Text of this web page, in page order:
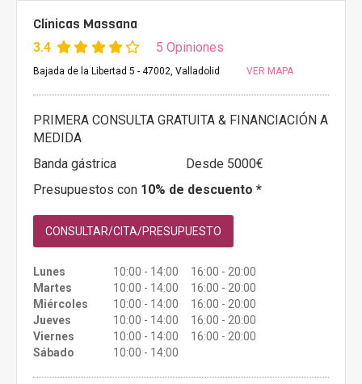
Clínicas Massana
3.4 5 Opiniones
Bajada de la Libertad 5 - 47002, Valladolid VER MAPA
PRIMERA CONSULTA GRATUITA & FINANCIACIÓN A
MEDIDA
Banda gástrica
Desde 5000€
Presupuestos con 10% de descuento *
CONSULTAR/CITA/PRESUPUESTO
Lunes
10:00 - 14:00 16:00 - 20:00
Martes
10:00 - 14:00 16:00 - 20:00
Miércoles
10:00 - 14:00 16:00 - 20:00
Jueves
10:00 - 14:00 16:00 - 20:00
Viernes
10:00 - 14:00 16:00 - 20:00
Sábado
10:00 - 14:00